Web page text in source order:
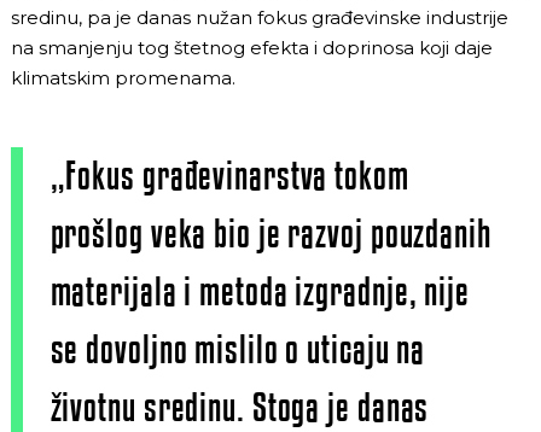
sredinu, pa je danas nužan fokus građevinske industrije
na smanjenju tog štetnog efekta i doprinosa koji daje
klimatskim promenama.
„Fokus građevinarstva tokom
prošlog veka bio je razvoj pouzdanih
materijala i metoda izgradnje, nije
se dovoljno mislilo o uticaju na
životnu sredinu. Stoga je danas